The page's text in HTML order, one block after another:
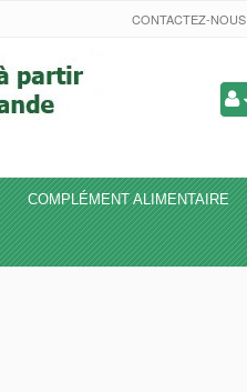
CONTACTEZ-NOUS
COMPLÉMENT ALIMENTAIRE